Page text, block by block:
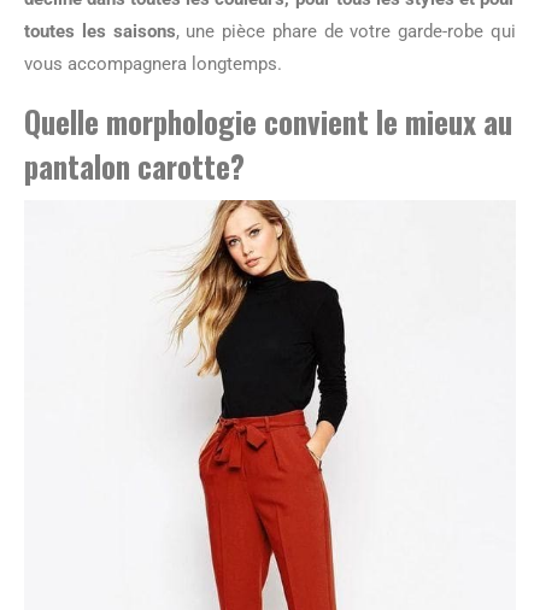
toutes les saisons, une pièce phare de votre garde-robe qui
vous accompagnera longtemps.
Quelle morphologie convient le mieux au
pantalon carotte?